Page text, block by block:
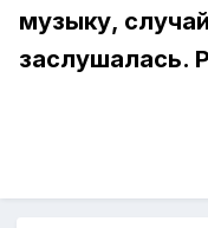
музыку,
заслушалась.